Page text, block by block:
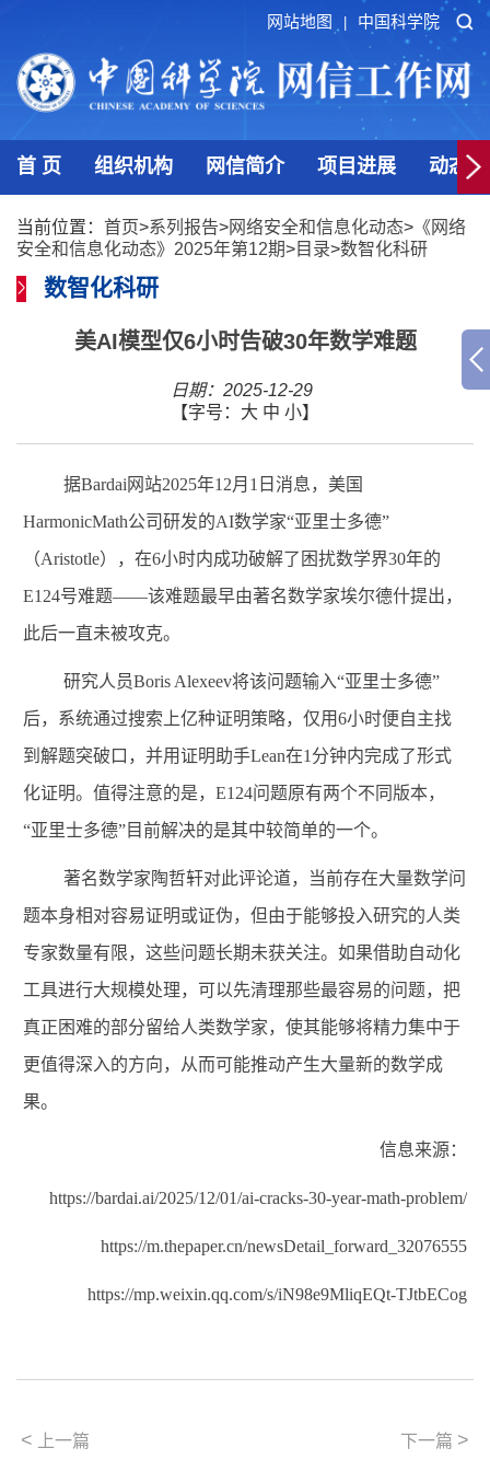
网站地图 中国科学院
首 页 组织机构 网信简介 项目进展 动态
当前位置： 首页>系列报告>网络安全和信息化动态> 《网络
安全和信息化动态》2025年第12期>目录>数智化科研
数智化科研
美AI模型仅6小时告破30年数学难题
日期：2025-12-29
【字号： 大 中 小】
据Bardai 网站2025年12月 1 日消息，美国
HarmonicMath公司研发的AI数学家“亚里士多德”
（Aristotle），在6小时内成功破解了困扰数学界30年的
E124号难题——该难题最早由著名数学家埃尔德什提出，
此后一直未被攻克。
研究人员Boris Alexeev将该问题输入“亚里士多德”
后，系统通过搜索上亿种证明策略，仅用6小时便自主找
到解题突破口，并用证明助手Lean在1 分钟内完成了形式
化证明。值得注意的是， E124问题原有两个不同版本，
“亚里士多德”目前解决的是其中较简单的一个。
著名数学家陶哲轩对此评论道，当前存在大量数学问
题本身相对容易证明或证伪，但由于能够投入研究的人类
专家数量有限，这些问题长期未获关注。如果借助自动化
工具进行大规模处理，可以先清理那些最容易的问题，把
真正困难的部分留给人类数学家，使其能够将精力集中于
更值得深入的方向，从而可能推动产生大量新的数学成
果。
信息来源：
https://bardai.ai/2025/12/01/ai-cracks-30-year-math-problem/
https://m.thepaper.cn/newsDetail_forward_32076555
https://mp.weixin.qq.com/s/iN98e9MliqEQt-TJtbECog
< 上一篇 下一篇 >